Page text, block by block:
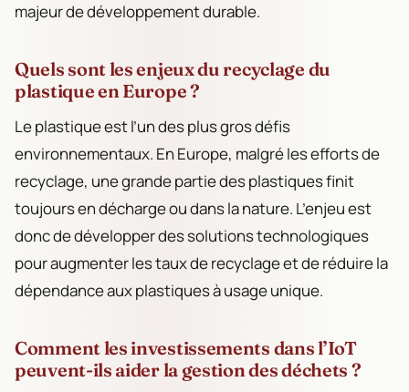
majeur de développement durable.
Quels sont les enjeux du recyclage du
plastique en Europe ?
Le plastique est l’un des plus gros défis
environnementaux. En Europe, malgré les efforts de
recyclage, une grande partie des plastiques finit
toujours en décharge ou dans la nature. L’enjeu est
donc de développer des solutions technologiques
pour augmenter les taux de recyclage et de réduire la
dépendance aux plastiques à usage unique.
Comment les investissements dans l’IoT
peuvent-ils aider la gestion des déchets ?